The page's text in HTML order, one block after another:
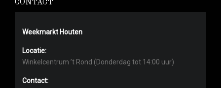
CONTACT
Weekmarkt Houten
Locatie:
Winkelcentrum ’t Rond (Donderdag tot 14:00 uur)
Contact: